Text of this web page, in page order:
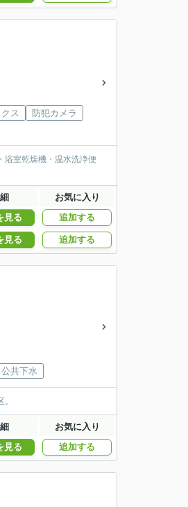
ス
防犯カメラ
浴室乾燥機・温水洗浄便
お気に入り
見る 追加する
見る 追加する
公共下水
お気に入り
見る 追加する